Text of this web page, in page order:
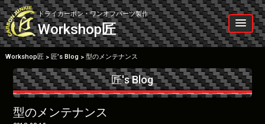
Skip
to
content
ドライカーボン・ワンオフパーツ製作
Workshop匠
Workshop匠> 匠’s Blog > 型のメンテナンス
匠's Blog
型のメンテナンス